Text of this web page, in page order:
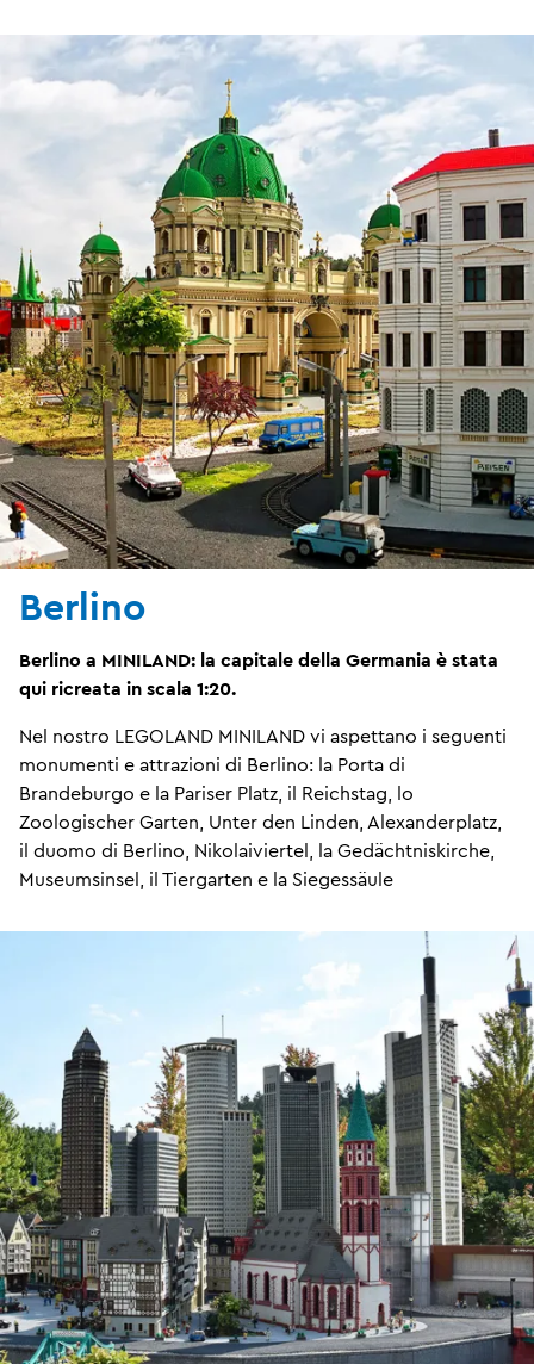
Berlino
Berlino a MINILAND: la capitale della Germania è stata
qui ricreata in scala 1:20.
Nel nostro LEGOLAND MINILAND vi aspettano i seguenti
monumenti e attrazioni di Berlino: la Porta di
Brandeburgo e la Pariser Platz, il Reichstag, lo
Zoologischer Garten, Unter den Linden, Alexanderplatz,
il duomo di Berlino, Nikolaiviertel, la Gedächtniskirche,
Museumsinsel, il Tiergarten e la Siegessäule